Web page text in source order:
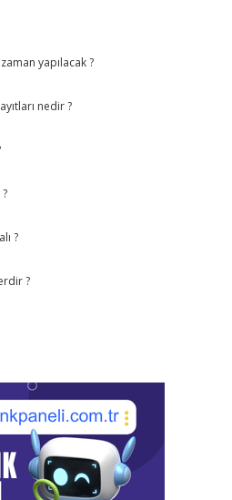
yapılacak ?
nedir ?
?
?